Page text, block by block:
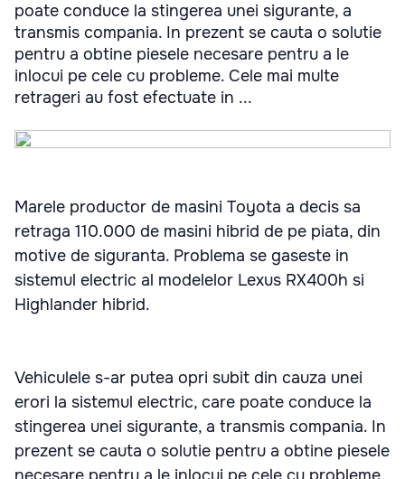
poate conduce la stingerea unei sigurante, a
transmis compania. In prezent se cauta o solutie
pentru a obtine piesele necesare pentru a le
inlocui pe cele cu probleme. Cele mai multe
retrageri au fost efectuate in ...
Marele productor de masini Toyota a decis sa
retraga 110.000 de masini hibrid de pe piata, din
motive de siguranta. Problema se gaseste in
sistemul electric al modelelor Lexus RX400h si
Highlander hibrid.
Vehiculele s-ar putea opri subit din cauza unei
erori la sistemul electric, care poate conduce la
stingerea unei sigurante, a transmis compania. In
prezent se cauta o solutie pentru a obtine piesele